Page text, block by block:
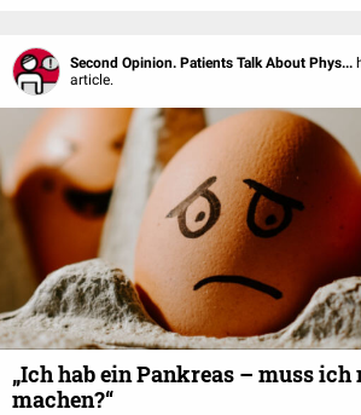
Second Opinion. Patients Talk About Phys...
article.
„Ich hab ein Pankreas – muss
machen?“